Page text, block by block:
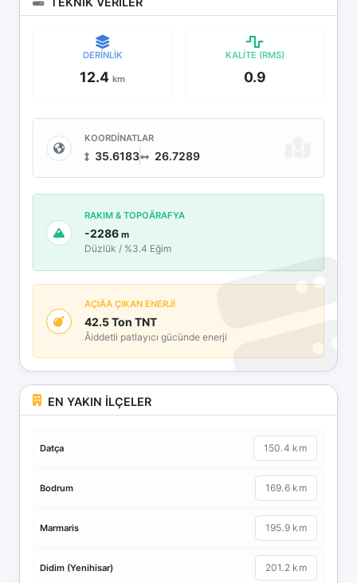
DERİNLİK
12.4 km
KALİTE (RMS)
0.9
KOORDİNATLAR
35.6183 26.7289
RAKIM & TOPOÄRAFYA
-2286 m
Düzlük / %3.4 Eğim
AÇIÄA ÇIKAN ENERJİ
42.5 Ton TNT
Åiddetli patlayıcı gücünde enerji
EN YAKIN İLÇELER
Datça 150.4 km
Bodrum 169.6 km
Marmaris 195.9 km
Didim (Yenihisar) 201.2 km